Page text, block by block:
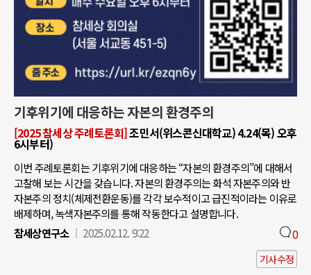
기후위기에 대응하는 자본의 환경주의
[2025 참세상 주례토론회]조민서(위스콘신대학교) 4.24(목) 오후
6시부터)
이번 주례토론회는 기후위기에 대응하는 “자본의 환경주의”에 대해서
고찰해 보는 시간을 갖습니다. 자본의 환경주의는 화석 자본주의와 반
자본주의 정치(체제전환운동)를 각각 보수적이고 급진적이라는 이유로
배제하며, 녹색자본주의를 통해 작동한다고 설명합니다.
참세상연구소
2025.02.12. 9:22 0
기사수정